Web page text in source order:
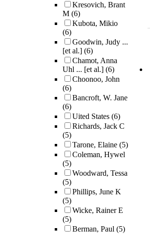
Kresovich, Brant
M (6)
Kubota, Mikio
(6)
Goodwin, Judy ...
[et al.] (6)
Chamot, Anna
Uhl ... [et al.] (6)
Choonoo, John
(6)
Bancroft, W. Jane
(6)
Uited States (6)
Richards, Jack C
(5)
Tarone, Elaine (5)
Coleman, Hywel
(5)
Woodward, Tessa
(5)
Phillips, June K
(5)
Wicke, Rainer E
(5)
Berman, Paul (5)